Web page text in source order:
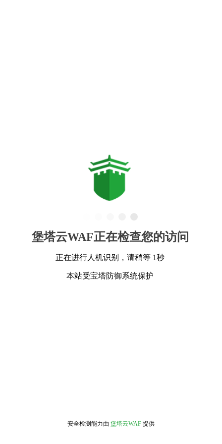
堡塔云WAF正在检查您的访问
正在进行人机识别，请稍等 1秒
本站受宝塔防御系统保护
安全检测能力由 堡塔云WAF 提供